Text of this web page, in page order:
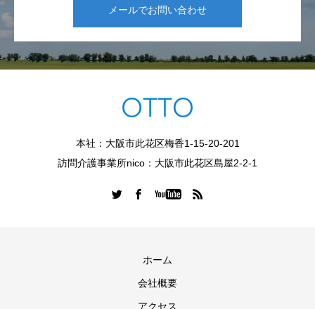
メールでお問い合わせ
本社：大阪市此花区梅香1-15-20-201
訪問介護事業所nico：大阪市此花区島屋2-2-1
ホーム
会社概要
アクセス